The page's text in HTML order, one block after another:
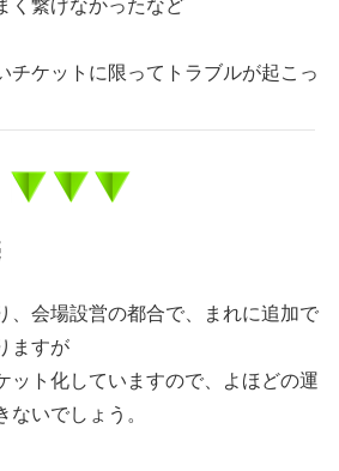
く繋げなかったなど
チケットに限ってトラブルが起こっ
、会場設営の都合で、まれに追加で
ますが
ット化していますので、よほどの運
ないでしょう。